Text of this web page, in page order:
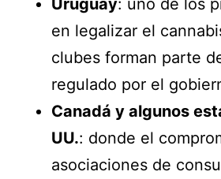
Uruguay: uno de los
en legalizar el
clubes forman parte
regulado por el
Canadá y algunos
UU.: donde el
asociaciones de